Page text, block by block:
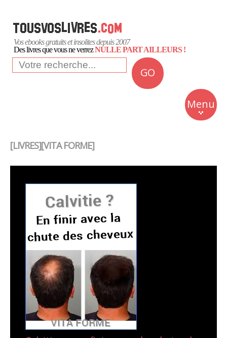
Vos ebooks gratuits et insolites depuis 2007
Des livres que vous ne verrezNULLE PART AILLEURS !
GO
Menu
Insolite
Business
[LIVRES][VITA FORME]